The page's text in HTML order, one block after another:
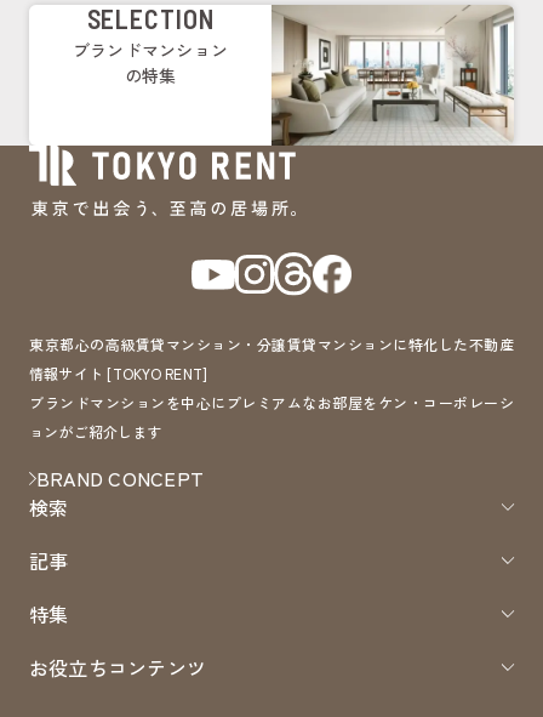
SELECTION
ブランドマンション
の特集
東京都心の高級賃貸マンション・分譲賃貸マンションに特化した不動産
情報サイト [TOKYO RENT]
ブランドマンションを中心にプレミアムなお部屋をケン・コーポレーシ
ョンがご紹介します
BRAND CONCEPT
検索
記事
特集
お役立ちコンテンツ